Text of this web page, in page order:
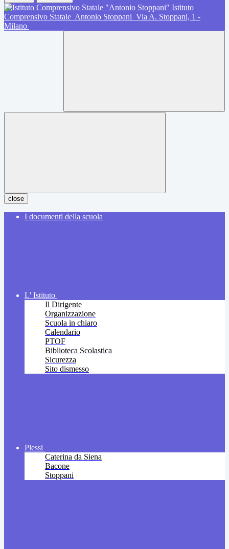
Istituto
Comprensivo Statale Antonio Stoppani Via A. Stoppani, 1 -
Milano
close
I documenti della scuola
L' Istituto
Il Dirigente
Organizzazione
Scuola in chiaro
Calendario
PTOF
Biblioteca Scolastica
Sicurezza
Sito dismesso
Plessi
Caterina da Siena
Bacone
Stoppani